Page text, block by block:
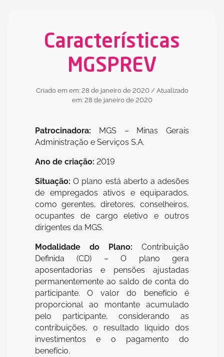
Características
MGSPREV
Criado em em: 28 de janeiro de 2020 / Atualizado
em: 28 de janeiro de 2020
Patrocinadora: MGS – Minas Gerais
Administração e Serviços S.A.
Ano de criação: 2019
Situação: O plano está aberto a adesões
de empregados ativos e equiparados,
como gerentes, diretores, conselheiros,
ocupantes de cargo eletivo e outros
dirigentes da MGS.
Modalidade do Plano: Contribuição
Definida (CD) – O plano gera
aposentadorias e pensões ajustadas
permanentemente ao saldo de conta do
participante. O valor do benefício é
proporcional ao montante acumulado
pelo participante, considerando as
contribuições, o resultado líquido dos
investimentos e o pagamento do
benefício.